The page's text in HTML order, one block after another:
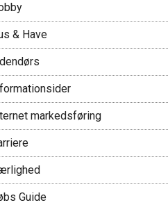
& Have
markedsføring
Guide